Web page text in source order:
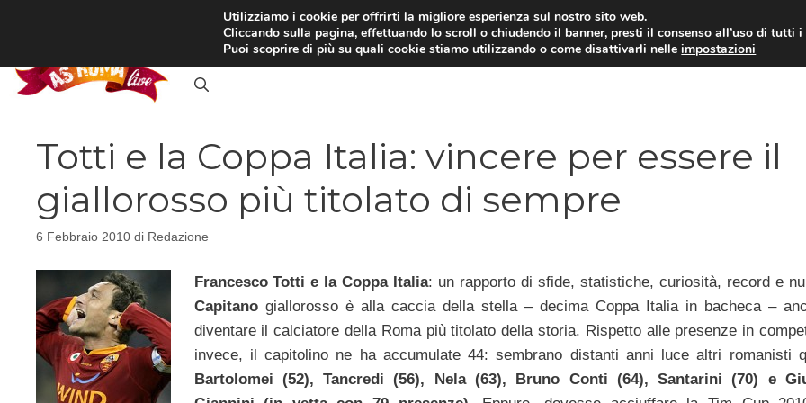
RASSEGNA STAMPA INTERVISTE CALCIOMERCATO CAMPIONATO
Totti e la Coppa Italia: vincere per essere il
giallorosso più titolato di sempre
6 Febbraio 2010 di Redazione
Francesco Totti e la Coppa Italia: un rapporto di sfide, statistiche, curiosità, record e
Capitano giallorosso è alla caccia della stella – decima Coppa Italia in bacheca –
diventare il calciatore della Roma più titolato della storia. Rispetto alle presenze in
invece, il capitolino ne ha accumulate 44: sembrano distanti anni luce altri romanisti
Bartolomei (52), Tancredi (56), Nela (63), Bruno Conti (64), Santarini (70) e
Utilizziamo i cookie per offrirti la migliore esperienza sul nostro sito web.
Cliccando sulla pagina, effettuando lo scroll o chiudendo il banner, presti il consenso all’uso di tutti i
Puoi scoprire di più su quali cookie stiamo utilizzando o come disattivarli nelleimpostazioni